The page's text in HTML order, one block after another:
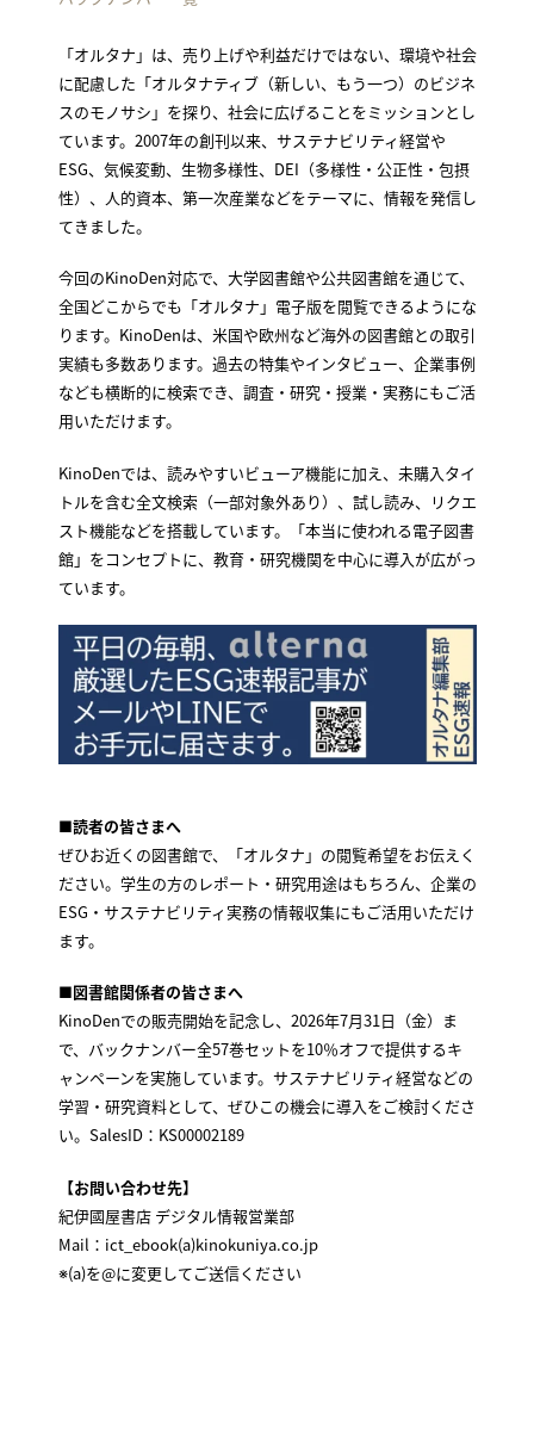
「オルタナ」は、売り上げや利益だけではない、環境や社会
に配慮した「オルタナティブ（新しい、もう一つ）のビジネ
スのモノサシ」を探り、社会に広げることをミッションとし
ています。2007年の創刊以来、サステナビリティ経営や
ESG、気候変動、生物多様性、DEI（多様性・公正性・包摂
性）、人的資本、第一次産業などをテーマに、情報を発信し
てきました。
今回のKinoDen対応で、大学図書館や公共図書館を通じて、
全国どこからでも「オルタナ」電子版を閲覧できるようにな
ります。KinoDenは、米国や欧州など海外の図書館との取引
実績も多数あります。過去の特集やインタビュー、企業事例
なども横断的に検索でき、調査・研究・授業・実務にもご活
用いただけます。
KinoDenでは、読みやすいビューア機能に加え、未購入タイ
トルを含む全文検索（一部対象外あり）、試し読み、リクエ
スト機能などを搭載しています。「本当に使われる電子図書
館」をコンセプトに、教育・研究機関を中心に導入が広がっ
ています。
■読者の皆さまへ
ぜひお近くの図書館で、「オルタナ」の閲覧希望をお伝えく
ださい。学生の方のレポート・研究用途はもちろん、企業の
ESG・サステナビリティ実務の情報収集にもご活用いただけ
ます。
■図書館関係者の皆さまへ
KinoDenでの販売開始を記念し、2026年7月31日（金）ま
で、バックナンバー全57巻セットを10％オフで提供するキ
ャンペーンを実施しています。サステナビリティ経営などの
学習・研究資料として、ぜひこの機会に導入をご検討くださ
い。SalesID：KS00002189
【お問い合わせ先】
紀伊國屋書店 デジタル情報営業部
Mail：ict_ebook(a)kinokuniya.co.jp
※(a)を@に変更してご送信ください